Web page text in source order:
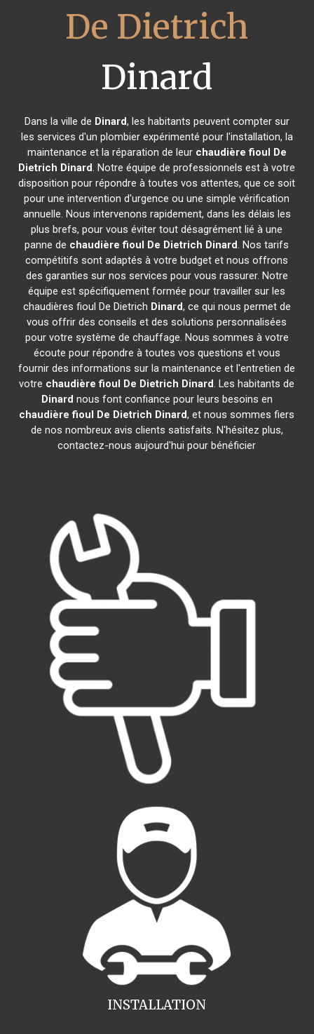
De Dietrich
Dinard
Dans la ville de Dinard, les habitants peuvent compter sur
les services d'un plombier expérimenté pour l'installation, la
maintenance et la réparation de leur chaudière fioul De
Dietrich Dinard. Notre équipe de professionnels est à votre
disposition pour répondre à toutes vos attentes, que ce soit
pour une intervention d'urgence ou une simple vérification
annuelle. Nous intervenons rapidement, dans les délais les
plus brefs, pour vous éviter tout désagrément lié à une
panne de chaudière fioul De Dietrich Dinard. Nos tarifs
compétitifs sont adaptés à votre budget et nous offrons
des garanties sur nos services pour vous rassurer. Notre
équipe est spécifiquement formée pour travailler sur les
chaudières fioul De Dietrich Dinard, ce qui nous permet de
vous offrir des conseils et des solutions personnalisées
pour votre système de chauffage. Nous sommes à votre
écoute pour répondre à toutes vos questions et vous
fournir des informations sur la maintenance et l'entretien de
votre chaudière fioul De Dietrich Dinard. Les habitants de
Dinard nous font confiance pour leurs besoins en
chaudière fioul De Dietrich Dinard, et nous sommes fiers
de nos nombreux avis clients satisfaits. N'hésitez plus,
contactez-nous aujourd'hui pour bénéficier
INSTALLATION